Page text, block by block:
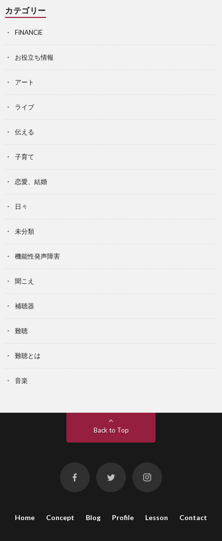
カテゴリー
FiNANCiE
お役立ち情報
アート
ライブ
伝える
子育て
恋愛、結婚
日々
未分類
機能性発声障害
聞こえ
補聴器
難聴
難聴とは
音楽
Back to Top
Home Concept Blog Profile Lesson Contact